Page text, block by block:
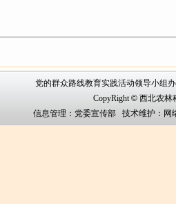
党的群众路线教育实践活动领导小组
CopyRight© 西北农林
信息管理：党委宣传部 技术维护：网